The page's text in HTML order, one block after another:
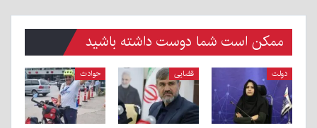
ممکن است شما دوست داشته باشید
دولت قضایی حوادث